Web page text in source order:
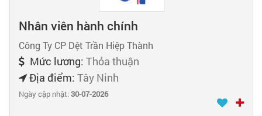
Nhân viên hành chính
Công Ty CP Dệt Trần Hiệp Thành
Mức lương: Thỏa thuận
Địa điểm: Tây Ninh
Ngày cập nhật:30-07-2026